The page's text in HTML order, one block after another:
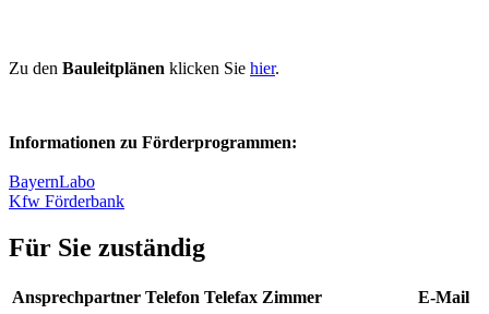
Zu den Bauleitplänen klicken Sie hier.
Informationen zu Förderprogrammen:
BayernLabo
Kfw Förderbank
Für Sie zuständig
Ansprechpartner Telefon Telefax Zimmer
E-Mail